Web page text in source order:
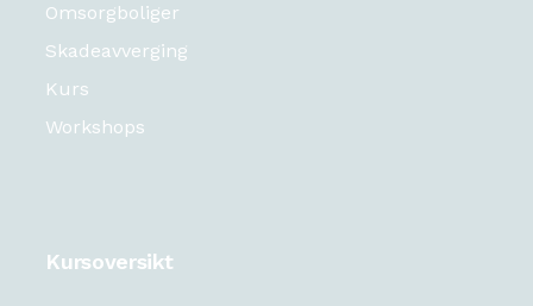
Omsorgboliger
Skadeavverging
Kurs
Workshops
Kursoversikt